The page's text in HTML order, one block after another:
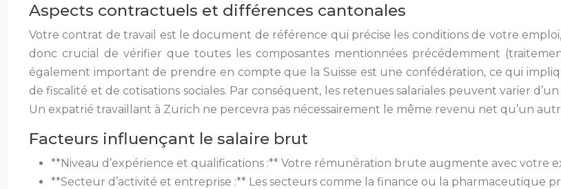
Aspects contractuels et différences cantonales
Votre contrat de travail est le document de référence qui précise les conditions de votre
donc crucial de vérifier que toutes les composantes mentionnées précédemment
également important de prendre en compte que la Suisse est une confédération, ce qui
de fiscalité et de cotisations sociales. Par conséquent, les retenues salariales peuvent varier
Un expatrié travaillant à Zurich ne percevra pas nécessairement le même revenu net qu’un
Facteurs influençant le salaire brut
**Niveau d’expérience et qualifications :** Votre rémunération brute augmente avec votre
**Secteur d’activité et entreprise :** Les secteurs comme la finance ou la pharmaceutique